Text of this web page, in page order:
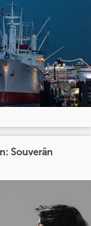
Souverän